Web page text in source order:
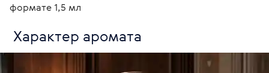
формате 1,5 мл
Характер аромата